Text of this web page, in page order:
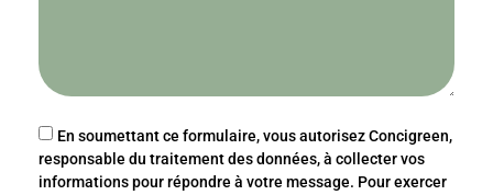
En soumettant ce formulaire, vous autorisez Concigreen,
responsable du traitement des données, à collecter vos
informations pour répondre à votre message. Pour exercer